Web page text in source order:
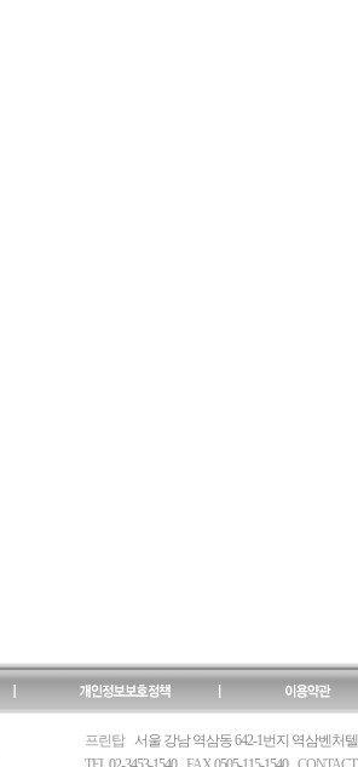
프린탑
서울 강남 역삼동 642-1번지 역삼벤처